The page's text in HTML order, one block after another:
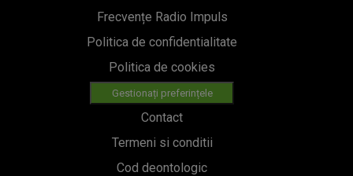
Frecvențe Radio Impuls
Politica de confidentialitate
Politica de cookies
Gestionați preferințele
Contact
Termeni si conditii
Cod deontologic